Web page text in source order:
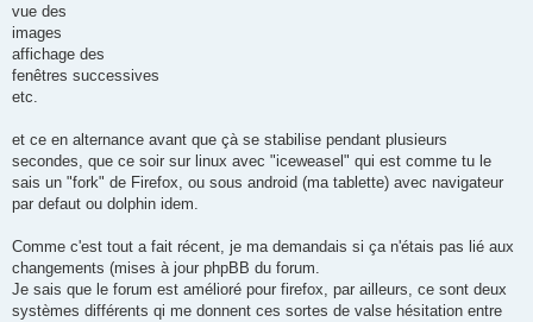
vue des
images
affichage des
fenêtres successives
etc.
et ce en alternance avant que çà se stabilise pendant plusieurs
secondes, que ce soir sur linux avec "iceweasel" qui est comme tu le
sais un "fork" de Firefox, ou sous android (ma tablette) avec navigateur
par defaut ou dolphin idem.
Comme c'est tout a fait récent, je ma demandais si ça n'étais pas lié aux
changements (mises à jour phpBB du forum.
Je sais que le forum est amélioré pour firefox, par ailleurs, ce sont deux
systèmes différents qi me donnent ces sortes de valse hésitation entre